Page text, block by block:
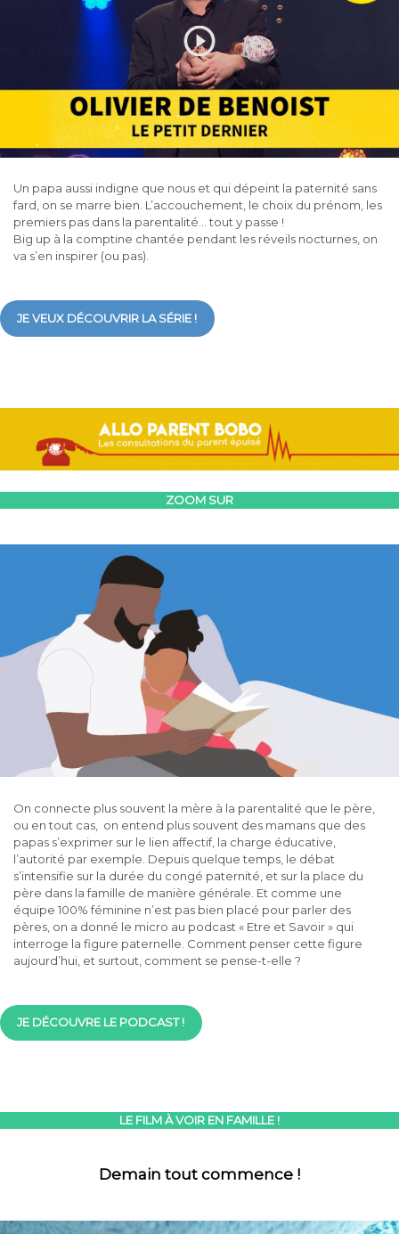
Un papa aussi indigne que nous et qui dépeint la paternité sans
fard, on se marre bien. L’accouchement, le choix du prénom, les
premiers pas dans la parentalité… tout y passe !
Big up à la comptine chantée pendant les réveils nocturnes, on
va s’en inspirer (ou pas).
JE VEUX DÉCOUVRIR LA SÉRIE !
ZOOM SUR
On connecte plus souvent la mère à la parentalité que le père,
ou en tout cas, on entend plus souvent des mamans que des
papas s’exprimer sur le lien affectif, la charge éducative,
l’autorité par exemple. Depuis quelque temps, le débat
s’intensifie sur la durée du congé paternité, et sur la place du
père dans la famille de manière générale. Et comme une
équipe 100% féminine n’est pas bien placé pour parler des
pères, on a donné le micro au podcast « Etre et Savoir » qui
interroge la figure paternelle. Comment penser cette figure
aujourd’hui, et surtout, comment se pense-t-elle ?
JE DÉCOUVRE LE PODCAST !
LE FILM À VOIR EN FAMILLE !
Demain tout commence !